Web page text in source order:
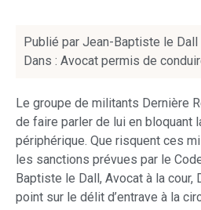
Publié par Jean-Baptiste le Dall
Dans : Avocat permis de
Le groupe de militants Dernière
de faire parler de lui en bloquant
périphérique. Que risquent ces
les sanctions prévues par le
Baptiste le Dall, Avocat à la cour,
point sur le délit d’entrave à la